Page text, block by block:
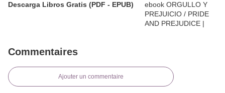
Descarga Libros Gratis (PDF - EPUB)
Commentaires
Ajouter un commentaire